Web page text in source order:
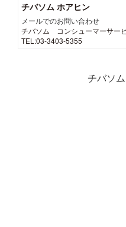
チバソム ホアヒン
メールでのお問い合わせ
チバソム コンシューマーサー
TEL:03-3403-5355
チバソ